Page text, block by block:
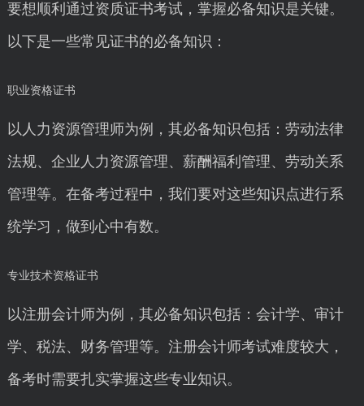
要想顺利通过资质证书考试，掌握必备知识是关键。
以下是一些常见证书的必备知识：
职业资格证书
以人力资源管理师为例，其必备知识包括：劳动法律
法规、企业人力资源管理、薪酬福利管理、劳动关系
管理等。在备考过程中，我们要对这些知识点进行系
统学习，做到心中有数。
专业技术资格证书
以注册会计师为例，其必备知识包括：会计学、审计
学、税法、财务管理等。注册会计师考试难度较大，
备考时需要扎实掌握这些专业知识。